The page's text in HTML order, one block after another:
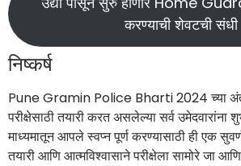
करण्याची शेवटची संधी
निष्कर्ष
Pune Gramin Police Bharti 2024 च्या
परीक्षेसाठी तयारी करत असलेल्या सर्व उमेदवारांना
माध्यमातून आपले स्वप्न पूर्ण करण्यासाठी ही एक
तयारी आणि आत्मविश्वासाने परीक्षेला सामोरे जा